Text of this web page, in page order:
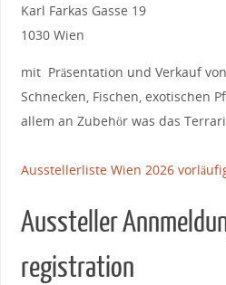
Karl Farkas Gasse 19
1030 Wien
mit Präsentation und Verkauf
Schnecken, Fischen, exotischen
allem an Zubehör was das
Ausstellerliste Wien 2026
Aussteller
registration